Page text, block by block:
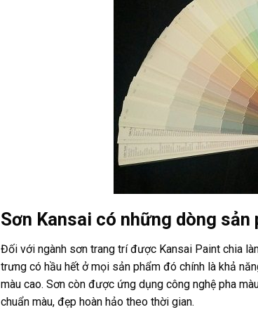
Sơn Kansai có những dòng sản
Đối với ngành sơn trang trí được Kansai Paint chia
trưng có hầu hết ở mọi sản phẩm đó chính là khả
màu cao. Sơn còn được ứng dụng công nghệ pha
chuẩn màu, đẹp hoàn hảo theo thời gian.